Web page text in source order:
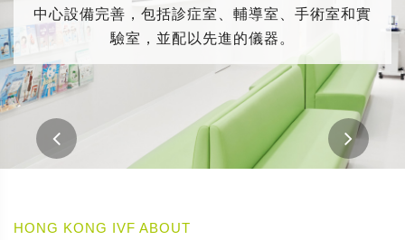
中心設備完善，包括診症室、輔導室、手術室和實
驗室，並配以先進的儀器。
HONG KONG IVF ABOUT